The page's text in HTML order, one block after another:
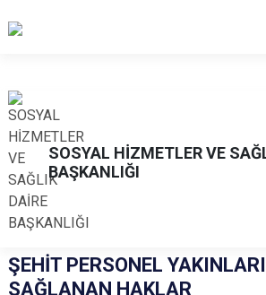
SOSYAL HİZMETLER VE
BAŞKANLIĞI
ŞEHİT PERSONEL
SAĞLANAN HAKLAR